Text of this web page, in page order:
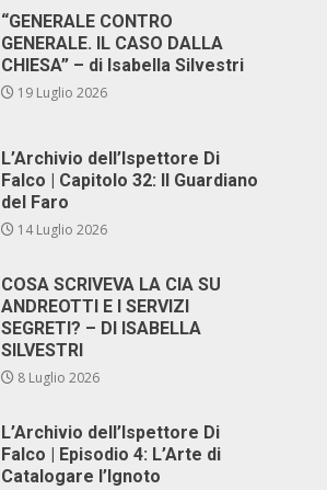
“GENERALE CONTRO
GENERALE. IL CASO DALLA
CHIESA” – di Isabella Silvestri
19 Luglio 2026
L’Archivio dell’Ispettore Di
Falco | Capitolo 32: Il Guardiano
del Faro
14 Luglio 2026
COSA SCRIVEVA LA CIA SU
ANDREOTTI E I SERVIZI
SEGRETI? – DI ISABELLA
SILVESTRI
8 Luglio 2026
L’Archivio dell’Ispettore Di
Falco | Episodio 4: L’Arte di
Catalogare l’Ignoto